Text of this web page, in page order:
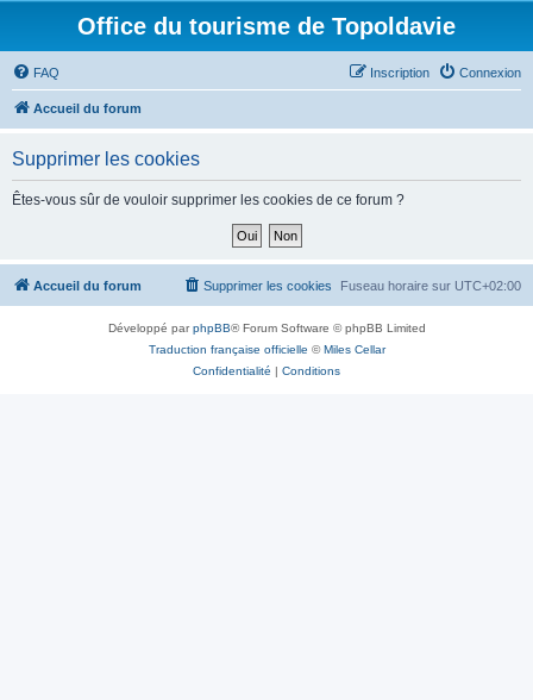
Office du tourisme de Topoldavie
FAQ Connexion
Inscription
Accueil du forum
Supprimer les cookies
Êtes-vous sûr de vouloir supprimer les cookies de ce forum ?
Accueil du forum Fuseau horaire sur UTC+02:00
Supprimer les cookies
Développé parphpBB® Forum Software © phpBB Limited
Traduction française officielle ©Miles Cellar
Confidentialité | Conditions